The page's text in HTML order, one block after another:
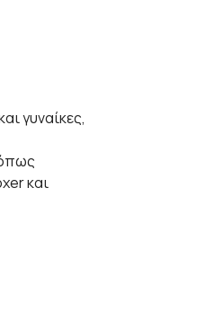
γυναίκες,
και